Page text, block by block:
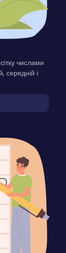
числами
середній і